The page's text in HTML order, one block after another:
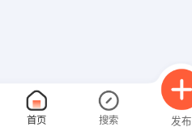
首页 搜索 发布